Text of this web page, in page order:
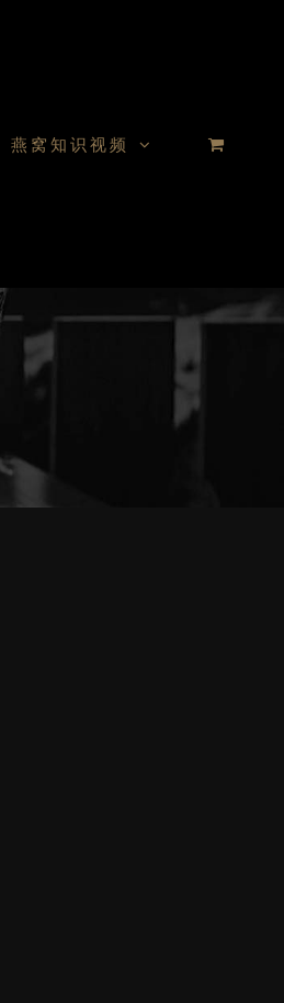
燕窝知识视频